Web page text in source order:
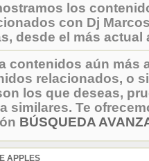
los
con Dj
desde el más actual
contenidos aún más
relacionados, o
los que deseas,
similares. Te
BÚSQUEDA
APPLES